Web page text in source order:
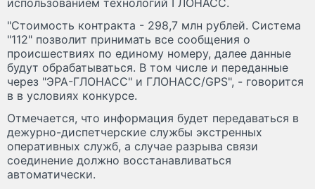
использованием технологий ГЛОНАСС.
"Стоимость контракта - 298,7 млн рублей. Система
"112" позволит принимать все сообщения о
происшествиях по единому номеру, далее данные
будут обрабатываться. В том числе и переданные
через "ЭРА-ГЛОНАСС" и ГЛОНАСС/GPS", - говорится
в в условиях конкурсе.
Отмечается, что информация будет передаваться в
дежурно-диспетчерские службы экстренных
оперативных служб, а случае разрыва связи
соединение должно восстанавливаться
автоматически.